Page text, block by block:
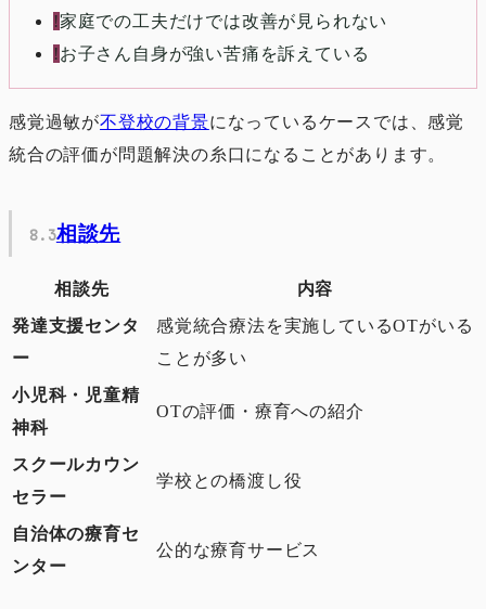
!家庭での工夫だけでは改善が見られない
!お子さん自身が強い苦痛を訴えている
感覚過敏が不登校の背景になっているケースでは、感覚
統合の評価が問題解決の糸口になることがあります。
相談先
相談先
内容
発達支援センタ
ー
感覚統合療法を実施しているOTがいる
ことが多い
小児科・児童精
神科
OTの評価・療育への紹介
スクールカウン
セラー
学校との橋渡し役
自治体の療育セ
ンター
公的な療育サービス